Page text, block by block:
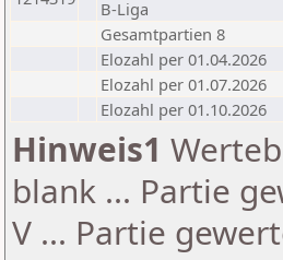
B-Liga
Gesamtpartien 8
Elozahl per 01.04.2026
Elozahl per 01.07.2026
Elozahl per 01.10.2026
Hinweis1
blank ... Partie
V ... Partie